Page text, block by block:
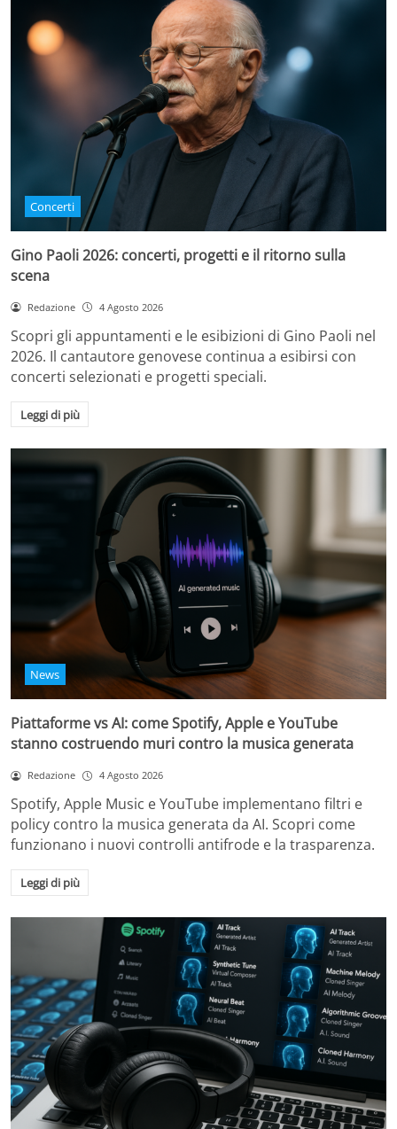
Concerti
Gino Paoli 2026: concerti, progetti e il ritorno sulla
scena
Redazione 4 Agosto 2026
Scopri gli appuntamenti e le esibizioni di Gino Paoli nel
2026. Il cantautore genovese continua a esibirsi con
concerti selezionati e progetti speciali.
Leggi di più
News
Piattaforme vs AI: come Spotify, Apple e YouTube
stanno costruendo muri contro la musica generata
Redazione 4 Agosto 2026
Spotify, Apple Music e YouTube implementano filtri e
policy contro la musica generata da AI. Scopri come
funzionano i nuovi controlli antifrode e la trasparenza.
Leggi di più